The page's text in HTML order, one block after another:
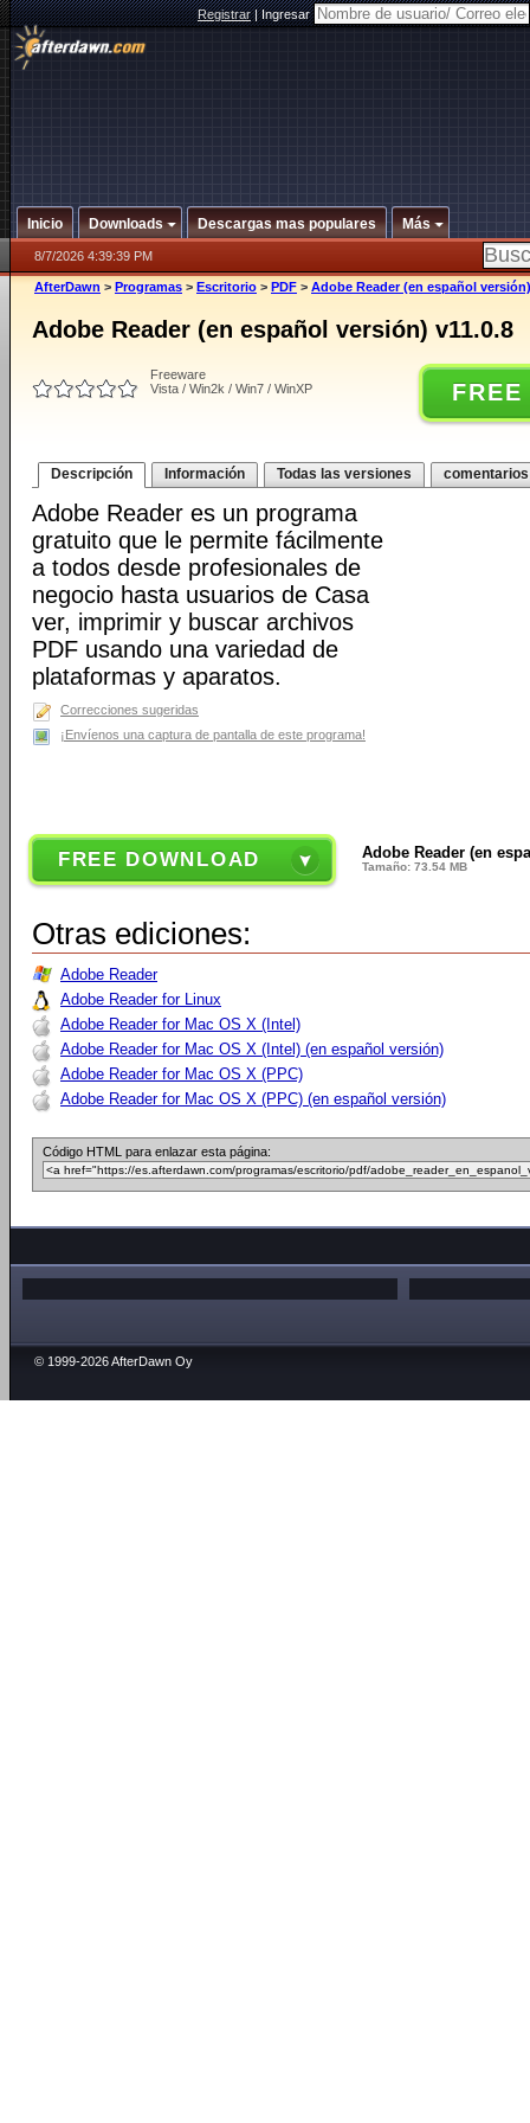
Registrar|Ingresar
Inicio Downloads Descargas mas populares Más
8/7/2026 4:39:39 PM
AfterDawn > Programas > Escritorio > PDF > Adobe Reader (en español
Adobe Reader (en español versión) v11.0.8
Freeware
Vista / Win2k / Win7 / WinXP
Descripción Información Todas las versiones comentarios
Adobe Reader es un programa
gratuito que le permite fácilmente
a todos desde profesionales de
negocio hasta usuarios de Casa
ver, imprimir y buscar archivos
PDF usando una variedad de
plataformas y aparatos.
Correcciones sugeridas
¡Envíenos una captura de pantalla de este programa!
FREE DOWNLOAD Adobe Reader (en
Tamaño: 73.54 MB
Otras ediciones:
Adobe Reader
Adobe Reader for Linux
Adobe Reader for Mac OS X (Intel)
Adobe Reader for Mac OS X (Intel) (en español versión)
Adobe Reader for Mac OS X (PPC)
Adobe Reader for Mac OS X (PPC) (en español versión)
Código HTML para enlazar esta página:
© 1999-2026 AfterDawn Oy